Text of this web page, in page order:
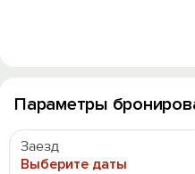
Параметры
Заезд
Выберите даты